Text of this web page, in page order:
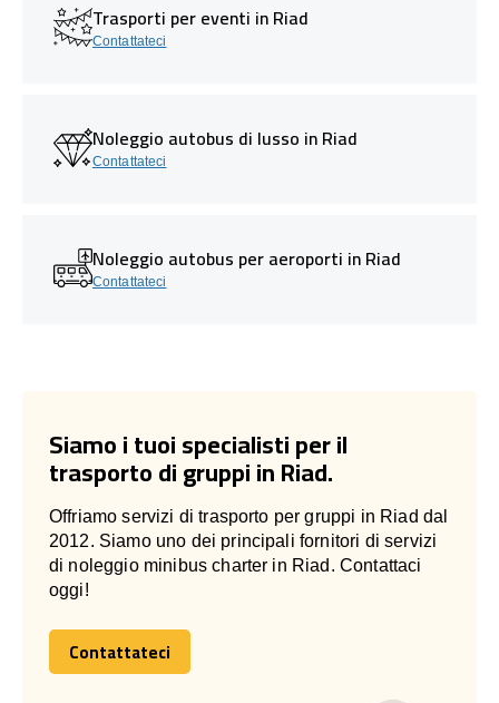
Trasporti per eventi in Riad
Contattateci
Noleggio autobus di lusso in Riad
Contattateci
Noleggio autobus per aeroporti in Riad
Contattateci
Siamo i tuoi specialisti per il
trasporto di gruppi in Riad.
Offriamo servizi di trasporto per gruppi in Riad dal
2012. Siamo uno dei principali fornitori di servizi
di noleggio minibus charter in Riad. Contattaci
oggi!
Contattateci
Contattateci